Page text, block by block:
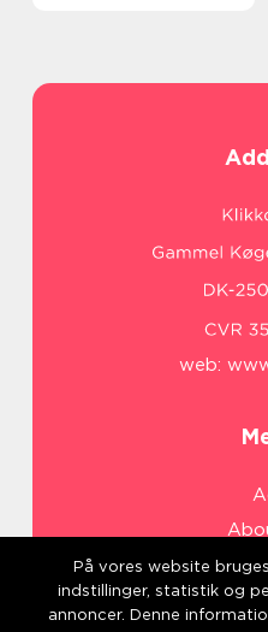
web:
På vores website
indstillinger, statistik og
annoncer. Denne